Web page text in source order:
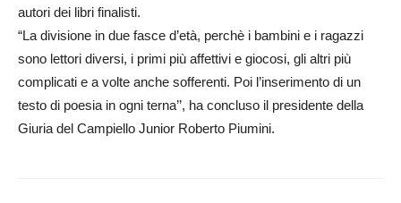
autori dei libri finalisti.
“La divisione in due fasce d’età, perchè i bambini e i ragazzi
sono lettori diversi, i primi più affettivi e giocosi, gli altri più
complicati e a volte anche sofferenti. Poi l’inserimento di un
testo di poesia in ogni terna’’, ha concluso il presidente della
Giuria del Campiello Junior Roberto Piumini.